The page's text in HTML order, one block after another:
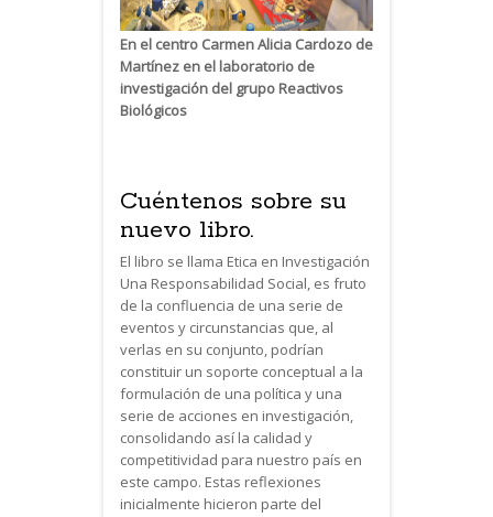
En el centro Carmen Alicia Cardozo de
Martínez en el laboratorio de
investigación del grupo Reactivos
Biológicos
Cuéntenos sobre su
nuevo libro.
El libro se llama Etica en Investigación
Una Responsabilidad Social, es fruto
de la confluencia de una serie de
eventos y circunstancias que, al
verlas en su conjunto, podrían
constituir un soporte conceptual a la
formulación de una política y una
serie de acciones en investigación,
consolidando así la calidad y
competitividad para nuestro país en
este campo. Estas reflexiones
inicialmente hicieron parte del